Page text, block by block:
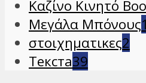
Καζίνο Κινητό
Μεγάλα Μπόνους1
στοιχηματικες2
Текста39